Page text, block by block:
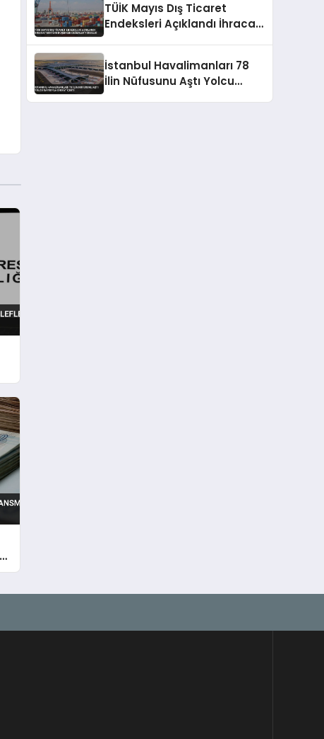
TÜİK Mayıs Dış Ticaret
Endeksleri Açıklandı İhracat
İstanbul Havalimanları 78
İlin Nüfusunu Aştı Yolcu